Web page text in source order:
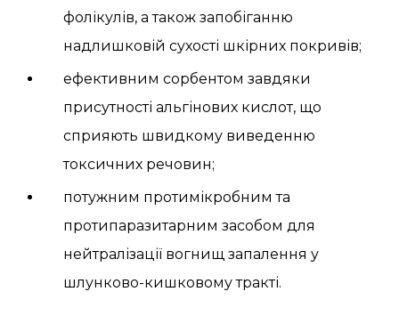
фолікулів, а також запобіганню
надлишковій сухості шкірних покривів;
ефективним сорбентом завдяки
присутності альгінових кислот, що
сприяють швидкому виведенню
токсичних речовин;
потужним протимікробним та
протипаразитарним засобом для
нейтралізації вогнищ запалення у
шлунково-кишковому тракті.